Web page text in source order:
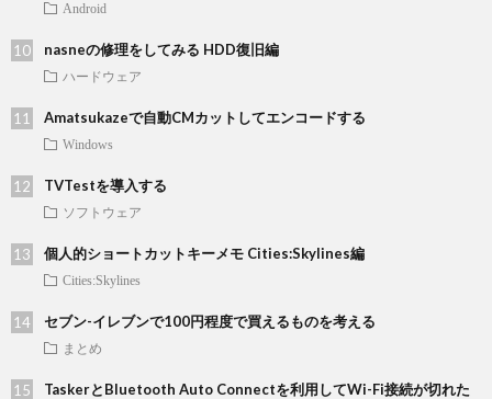
Android
nasneの修理をしてみる HDD復旧編
ハードウェア
Amatsukazeで自動CMカットしてエンコードする
Windows
TVTestを導入する
ソフトウェア
個人的ショートカットキーメモ Cities:Skylines編
Cities:Skylines
セブン-イレブンで100円程度で買えるものを考える
まとめ
TaskerとBluetooth Auto Connectを利用してWi-Fi接続が切れた